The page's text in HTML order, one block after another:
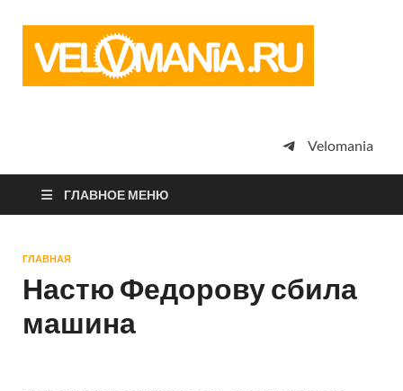
просто
Velomania
ГЛАВНОЕ МЕНЮ
ГЛАВНАЯ
Настю Федорову сбила
машина